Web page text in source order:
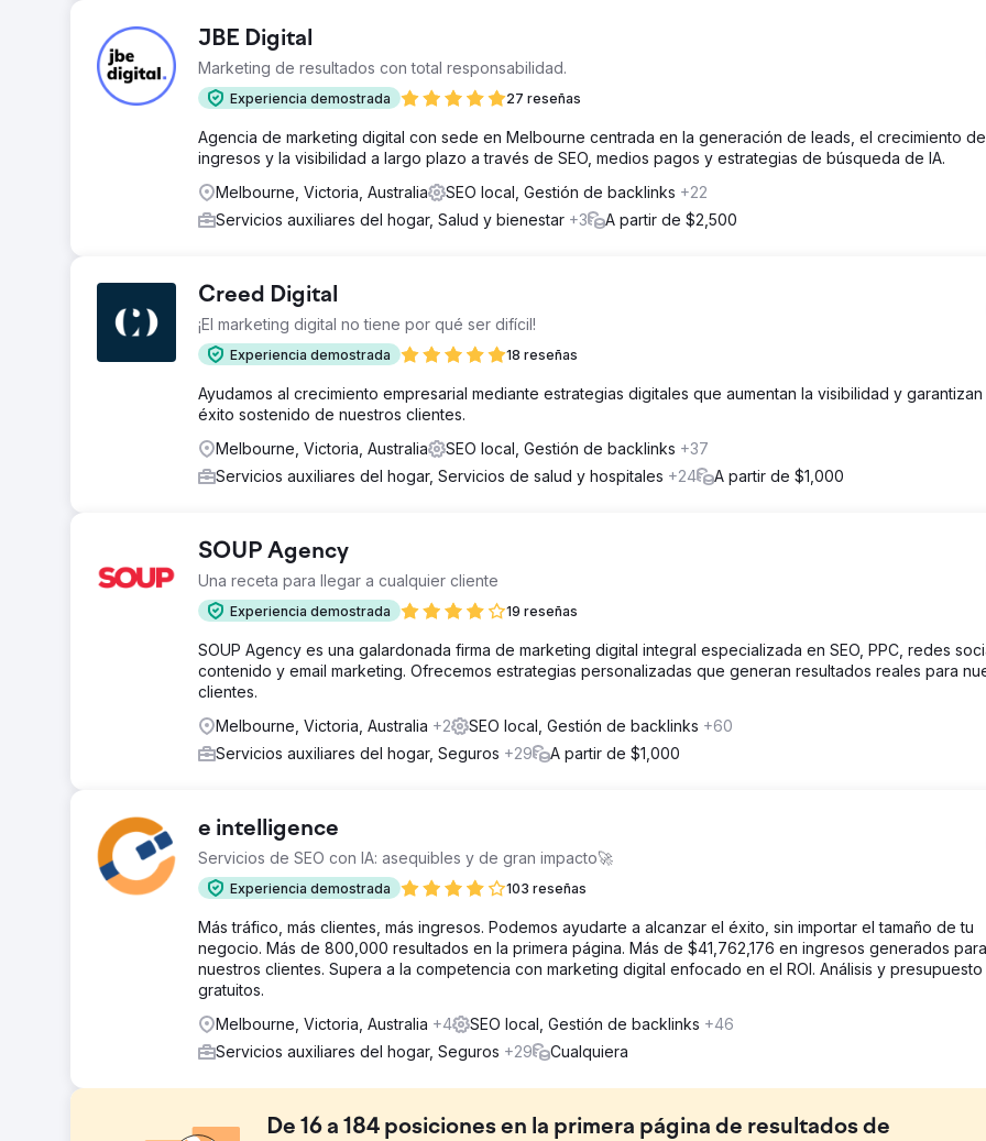
JBE Digital
Marketing de resultados con total responsabilidad.
Experiencia demostrada 27 reseñas
Agencia de marketing digital con sede en Melbourne centrada en la generación de leads, el crecimiento
ingresos y la visibilidad a largo plazo a través de SEO, medios pagos y estrategias de búsqueda de IA.
Melbourne, Victoria, Australia
SEO local, Gestión de backlinks +22
Servicios auxiliares del hogar, Salud y bienestar +3 A partir de $2,500
Creed Digital
¡El marketing digital no tiene por qué ser difícil!
Experiencia demostrada 18 reseñas
Ayudamos al crecimiento empresarial mediante estrategias digitales que aumentan la visibilidad y garantizan
éxito sostenido de nuestros clientes.
Melbourne, Victoria, Australia
SEO local, Gestión de backlinks +37
Servicios auxiliares del hogar, Servicios de salud y hospitales +24 A partir de $1,000
SOUP Agency
Una receta para llegar a cualquier cliente
Experiencia demostrada 19 reseñas
SOUP Agency es una galardonada firma de marketing digital integral especializada en SEO, PPC, redes
contenido y email marketing. Ofrecemos estrategias personalizadas que generan resultados reales para
clientes.
Melbourne, Victoria, Australia +2 SEO local, Gestión de backlinks +60
Servicios auxiliares del hogar, Seguros +29 A partir de $1,000
e intelligence
Servicios de SEO con IA: asequibles y de gran impacto🚀
Experiencia demostrada 103 reseñas
Más tráfico, más clientes, más ingresos. Podemos ayudarte a alcanzar el éxito, sin importar el tamaño de tu
negocio. Más de 800,000 resultados en la primera página. Más de $41,762,176 en ingresos generados para
nuestros clientes. Supera a la competencia con marketing digital enfocado en el ROI. Análisis y presupuesto
gratuitos.
Melbourne, Victoria, Australia +4 SEO local, Gestión de backlinks +46
Servicios auxiliares del hogar, Seguros +29 Cualquiera
De 16 a 184 posiciones en la primera página de resultados de